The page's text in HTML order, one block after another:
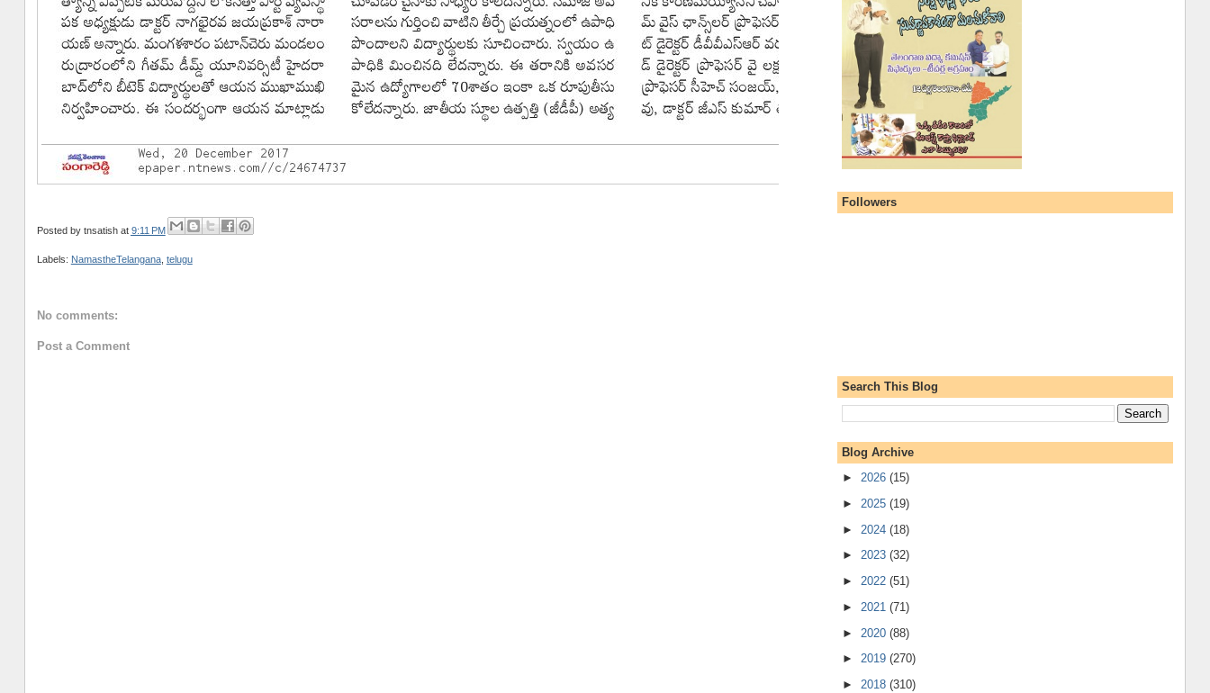
Posted by tnsatish at 9:11 PM
Labels: NamastheTelangana, telugu
No comments:
Post a Comment
Followers
Search This Blog
Blog Archive
► 2026 (15)
► 2025 (19)
► 2024 (18)
► 2023 (32)
► 2022 (51)
► 2021 (71)
► 2020 (88)
► 2019 (270)
► 2018 (310)